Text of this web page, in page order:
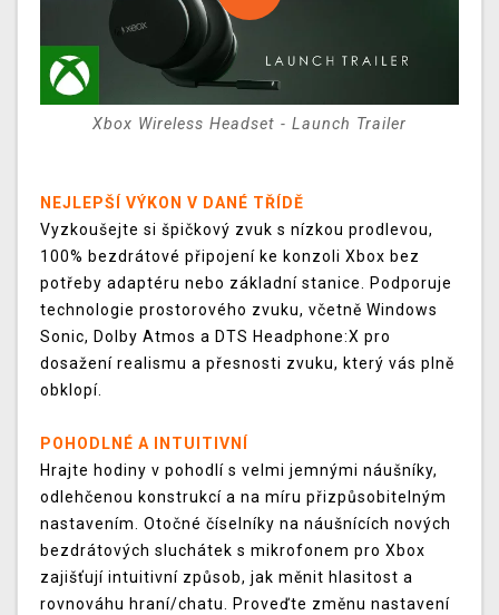
Xbox Wireless Headset - Launch Trailer
NEJLEPŠÍ VÝKON V DANÉ TŘÍDĚ
Vyzkoušejte si špičkový zvuk s nízkou prodlevou,
100% bezdrátové připojení ke konzoli Xbox bez
potřeby adaptéru nebo základní stanice. Podporuje
technologie prostorového zvuku, včetně Windows
Sonic, Dolby Atmos a DTS Headphone:X pro
dosažení realismu a přesnosti zvuku, který vás plně
obklopí.
POHODLNÉ A INTUITIVNÍ
Hrajte hodiny v pohodlí s velmi jemnými náušníky,
odlehčenou konstrukcí a na míru přizpůsobitelným
nastavením. Otočné číselníky na náušnících nových
bezdrátových sluchátek s mikrofonem pro Xbox
zajišťují intuitivní způsob, jak měnit hlasitost a
rovnováhu hraní/chatu. Proveďte změnu nastavení